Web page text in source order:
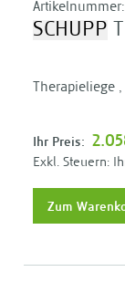
Artikelnummer:
SCHUPP
Therapieliege
Ihr Preis:
Zum